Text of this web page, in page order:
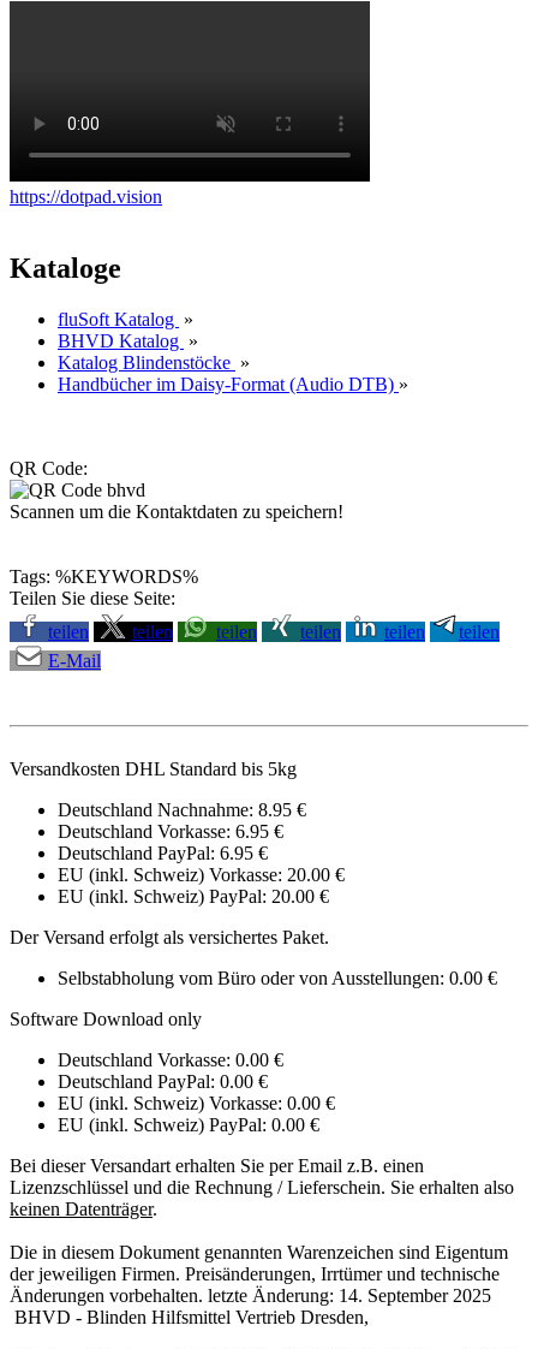
https://dotpad.vision
Kataloge
fluSoft Katalog »
BHVD Katalog »
Katalog Blindenstöcke »
Handbücher im Daisy-Format (Audio DTB) »
QR Code:
Scannen um die Kontaktdaten zu speichern!
Tags: %KEYWORDS%
Teilen Sie diese Seite:
teilen
teilen teilen teilen teilen
teilen
E-Mail
Versandkosten DHL Standard bis 5kg
Deutschland Nachnahme: 8.95 €
Deutschland Vorkasse: 6.95 €
Deutschland PayPal: 6.95 €
EU (inkl. Schweiz) Vorkasse: 20.00 €
EU (inkl. Schweiz) PayPal: 20.00 €
Der Versand erfolgt als versichertes Paket.
Selbstabholung vom Büro oder von Ausstellungen: 0.00 €
Software Download only
Deutschland Vorkasse: 0.00 €
Deutschland PayPal: 0.00 €
EU (inkl. Schweiz) Vorkasse: 0.00 €
EU (inkl. Schweiz) PayPal: 0.00 €
Bei dieser Versandart erhalten Sie per Email z.B. einen
Lizenzschlüssel und die Rechnung / Lieferschein. Sie erhalten also
keinen Datenträger.
Die in diesem Dokument genannten Warenzeichen sind Eigentum
der jeweiligen Firmen. Preisänderungen, Irrtümer und technische
Änderungen vorbehalten. letzte Änderung: 14. September 2025
BHVD - Blinden Hilfsmittel Vertrieb Dresden,